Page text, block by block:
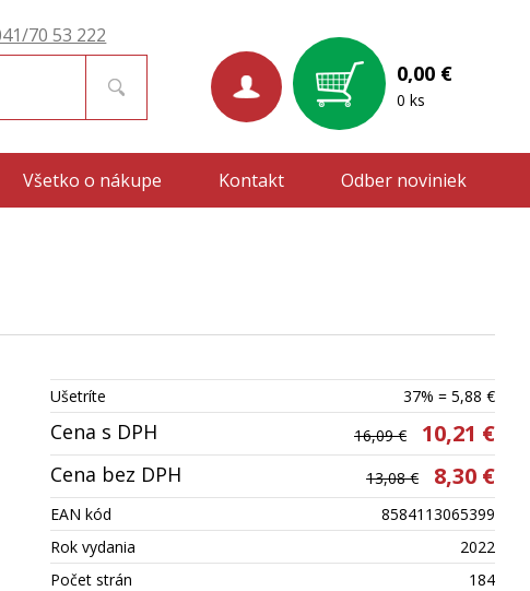
70 53 222
0,00 €
0 ks
Ušetríte 37% = 5,88 €
Cena s DPH 16,09 € 10,21 €
Cena bez DPH 13,08 € 8,30 €
EAN kód
8584113065399
Rok vydania
2022
Počet strán
184
Všetko o nákupe Kontakt Odber noviniek